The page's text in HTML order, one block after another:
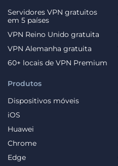
Produtos
Dispositivos móveis
iOS
Huawei
Chrome
Edge
Servidores VPN gratuitos
em 5 países
VPN Reino Unido gratuita
VPN Alemanha gratuita
60+ locais de VPN Premium